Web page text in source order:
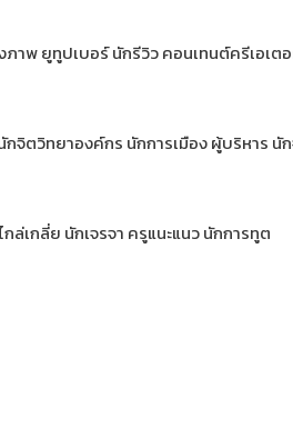
าพ ยูทูปเบอร์ นักรีวิว คอนเทนต์ครีเอเต
ตวิทยาองค์กร นักการเมือง ผู้บริหาร นั
เกลี่ย นักเจรจา ครูแนะแนว นักการทูต